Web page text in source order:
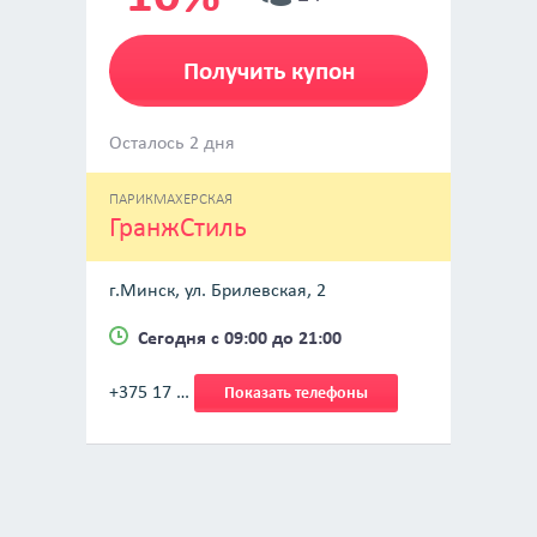
Получить купон
Осталось 2 дня
ПАРИКМАХЕРСКАЯ
ГранжСтиль
г.Минск, ул. Брилевская, 2
Сегодня с 09:00 до 21:00
+375 17 … Показать телефоны